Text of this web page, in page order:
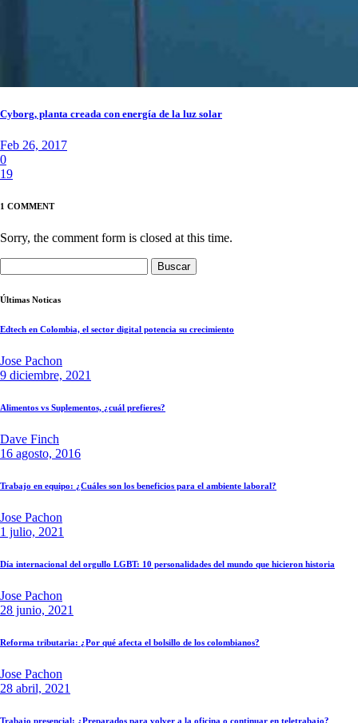
Cyborg, planta creada con energía de la luz solar
Feb 26, 2017
0
19
1 COMMENT
Sorry, the comment form is closed at this time.
Últimas Noticas
Edtech en Colombia, el sector digital potencia su crecimiento
Jose Pachon
9 diciembre, 2021
Alimentos vs Suplementos, ¿cuál prefieres?
Dave Finch
16 agosto, 2016
Trabajo en equipo: ¿Cuáles son los beneficios para el ambiente laboral?
Jose Pachon
1 julio, 2021
Día internacional del orgullo LGBT: 10 personalidades del mundo que hicieron historia
Jose Pachon
28 junio, 2021
Reforma tributaria: ¿Por qué afecta el bolsillo de los colombianos?
Jose Pachon
28 abril, 2021
Trabajo presencial: ¿Preparados para volver a la oficina o continuar en teletrabajo?